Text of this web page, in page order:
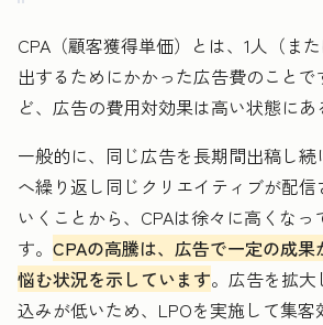
CPA（顧客獲得単価）とは、1人（ま
出するためにかかった広告費のことで
ど、広告の費用対効果は高い状態にあ
一般的に、同じ広告を長期間出稿し
へ繰り返し同じクリエイティブが配
いくことから、CPAは徐々に高くなっ
す。 CPAの高騰は、広告で一定の成
悩む状況を示しています。広告を拡
込みが低いため、LPOを実施して集